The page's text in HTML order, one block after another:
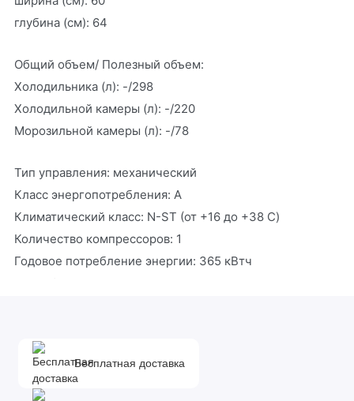
глубина (см): 64
Общий объем/ Полезный объем:
Холодильника (л): -/298
Холодильной камеры (л): -/220
Морозильной камеры (л): -/78
Тип управления: механический
Класс энергопотребления: A
Климатический класс: N-ST (от +16 до +38 С)
Количество компрессоров: 1
Годовое потребление энергии: 365 кВтч
Сверхпрочные полки из ударопрочного стекла (до 100
Система No Frost (Frost Free, Ноу Фрост)
Бесплатная доставка